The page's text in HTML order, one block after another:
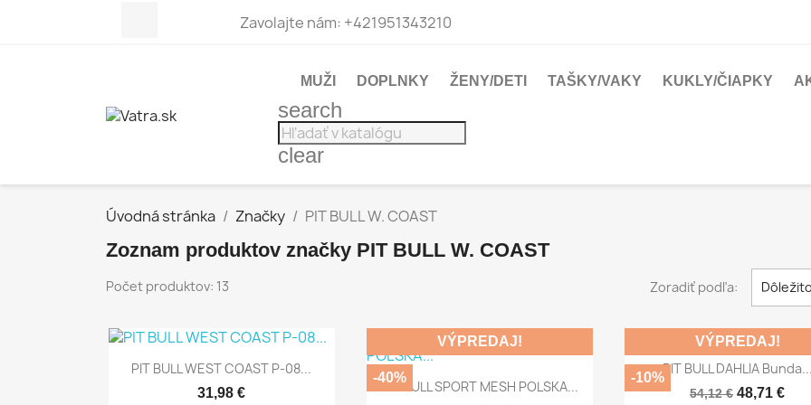
Zavolajte nám: +421951343210
MUŽI DOPLNKY ŽENY/DETI TAŠKY/VAKY KUKLY/ČIAPKY
search
clear
Úvodná stránka Značky PIT BULL W. COAST
Zoznam produktov značky PIT BULL W. COAST
Počet produktov: 13 Zoradiť podľa:
 Rýchly náhľad
PIT BULL WEST COAST P-08...
31,98 €  Rýchly náhľad
PIT BULL SPORT MESH POLSKA...
VÝPREDAJ!
-40%  Rýchly náhľad
PIT BULL DAHLIA Bunda...
54,12 € 48,71 €
VÝPREDAJ!
-10%